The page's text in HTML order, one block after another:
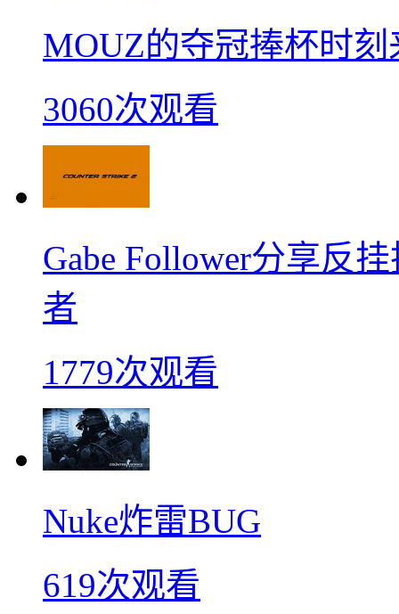
MOUZ的夺冠捧杯时刻
3060次观看
Gabe Follower分享反
者
1779次观看
Nuke炸雷BUG
619次观看